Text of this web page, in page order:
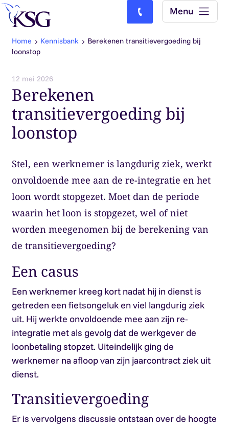
Skip to content
Bel ons: (0)77-4740000
Menu
Home Kennisbank
Berekenen transitievergoeding bij
loonstop
12 mei 2026
Berekenen
transitievergoeding bij
loonstop
Stel, een werknemer is langdurig ziek, werkt
onvoldoende mee aan de re-integratie en het
loon wordt stopgezet. Moet dan de periode
waarin het loon is stopgezet, wel of niet
worden meegenomen bij de berekening van
de transitievergoeding?
Een casus
Een werknemer kreeg kort nadat hij in dienst is
getreden een fietsongeluk en viel langdurig ziek
uit. Hij werkte onvoldoende mee aan zijn re-
integratie met als gevolg dat de werkgever de
loonbetaling stopzet. Uiteindelijk ging de
werknemer na afloop van zijn jaarcontract ziek uit
dienst.
Transitievergoeding
Er is vervolgens discussie ontstaan over de hoogte